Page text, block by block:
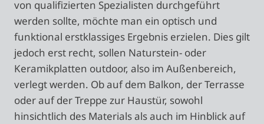
von qualifizierten Spezialisten durchgeführt
werden sollte, möchte man ein optisch und
funktional erstklassiges Ergebnis erzielen. Dies gilt
jedoch erst recht, sollen Naturstein- oder
Keramikplatten outdoor, also im Außenbereich,
verlegt werden. Ob auf dem Balkon, der Terrasse
oder auf der Treppe zur Haustür, sowohl
hinsichtlich des Materials als auch im Hinblick auf